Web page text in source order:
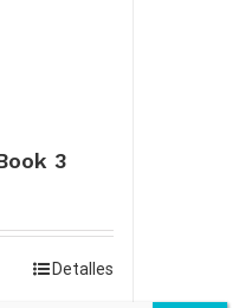
3
Detalles